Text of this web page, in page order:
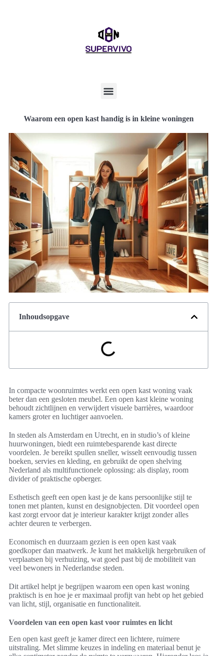
Waarom een open kast handig is in kleine woningen
Inhoudsopgave
In compacte woonruimtes werkt een open kast woning vaak
beter dan een gesloten meubel. Een open kast kleine woning
behoudt zichtlijnen en verwijdert visuele barrières, waardoor
kamers groter en luchtiger aanvoelen.
In steden als Amsterdam en Utrecht, en in studio’s of kleine
huurwoningen, biedt een ruimtebesparende kast directe
voordelen. Je bereikt spullen sneller, wisselt eenvoudig tussen
boeken, servies en kleding, en gebruikt de open shelving
Nederland als multifunctionele oplossing: als display, room
divider of praktische opberger.
Esthetisch geeft een open kast je de kans persoonlijke stijl te
tonen met planten, kunst en designobjecten. Dit voordeel open
kast zorgt ervoor dat je interieur karakter krijgt zonder alles
achter deuren te verbergen.
Economisch en duurzaam gezien is een open kast vaak
goedkoper dan maatwerk. Je kunt het makkelijk hergebruiken of
verplaatsen bij verhuizing, wat goed past bij de mobiliteit van
veel bewoners in Nederlandse steden.
Dit artikel helpt je begrijpen waarom een open kast woning
praktisch is en hoe je er maximaal profijt van hebt op het gebied
van licht, stijl, organisatie en functionaliteit.
Voordelen van een open kast voor ruimtes en licht
Een open kast geeft je kamer direct een lichtere, ruimere
uitstraling. Met slimme keuzes in indeling en materiaal benut je